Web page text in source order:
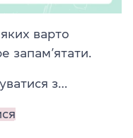
варто
запам’ятати.
з…